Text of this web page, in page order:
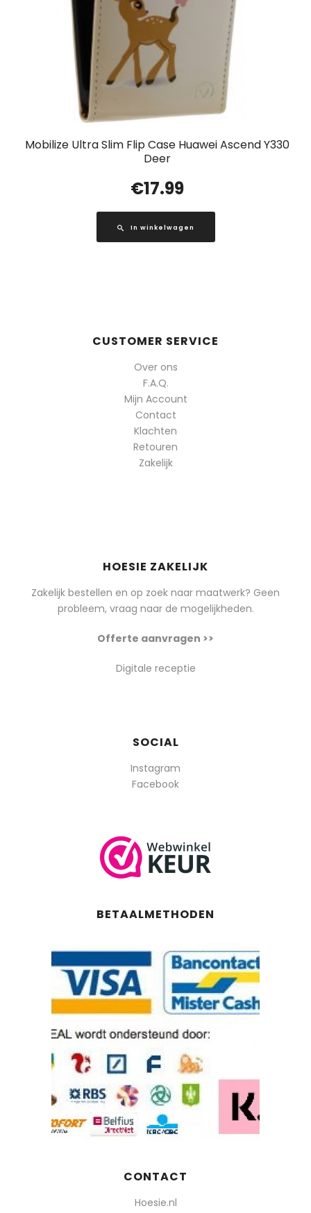
Mobilize Ultra Slim Flip Case Huawei Ascend Y330
Deer
€17.99
In winkelwagen
CUSTOMER SERVICE
Over ons
F.A.Q.
Mijn Account
Contact
Klachten
Retouren
Zakelijk
HOESIE ZAKELIJK
Zakelijk bestellen en op zoek naar maatwerk? Geen
probleem, vraag naar de mogelijkheden.
Offerte aanvragen >>
Digitale receptie
SOCIAL
Instagram
Facebook
BETAALMETHODEN
CONTACT
Hoesie.nl